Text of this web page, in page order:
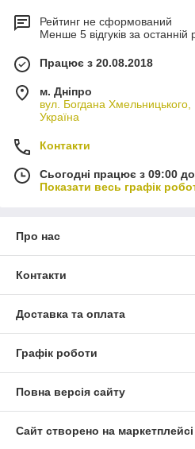
Рейтинг не сформований
Менше 5 відгуків за останній
Працює з 20.08.2018
м. Дніпро
вул. Богдана
Україна
Контакти
Сьогодні працює з 09:00
Показати весь графік
Про нас
Контакти
Доставка та оплата
Графік роботи
Повна версія сайту
Сайт створено на маркетплейсі